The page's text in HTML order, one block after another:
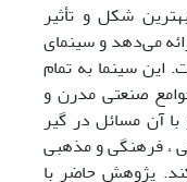
شکل و تأثیر
می‌دهد و سینمای
این سینما به تمام
صنعتی مدرن و
آن مسائل در گیر
، فرهنگی و مذهبی
پژوهش حاضر با